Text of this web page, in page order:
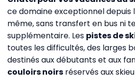
ce domaine exceptionnel depuis
même, sans transfert en bus ni
supplémentaire. Les pistes de
toutes les difficultés, des larges
destinés aux débutants et aux
couloirs noirs réservés aux